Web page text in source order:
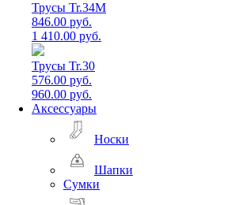
Трусы Tr.34M
846.00 руб.
1 410.00 руб.
Трусы Tr.30
576.00 руб.
960.00 руб.
Аксессуары
Носки
Шапки
Сумки